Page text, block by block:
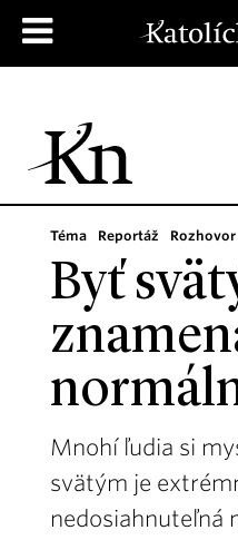
Téma Reportáž Rozhovor
Byť
Mnohí ľudia si
svätým je
nedosiahnuteľná